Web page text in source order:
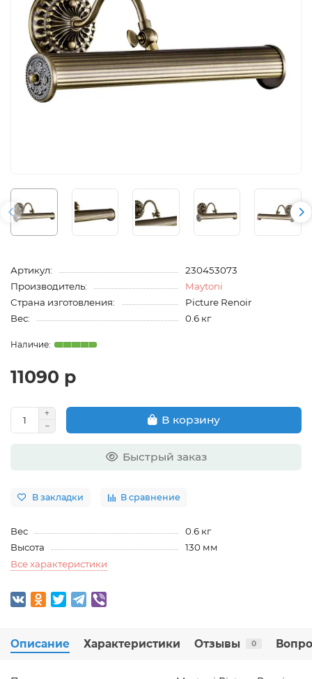
Артикул:
230453073
Производитель:
Maytoni
Страна изготовления:
Picture Renoir
Вес:
0.6 кг
11090 р
В корзину
Быстрый заказ
В закладки В сравнение
Вес
0.6 кг
Высота
130 мм
Все характеристики
Описание Характеристики Отзывы 0